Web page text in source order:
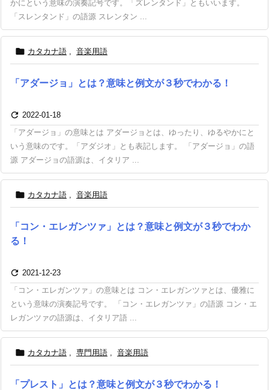
かにという意味の演奏記号です。「ズレンタンド」ともいいます。
「スレンタンド」の語源 スレンタン ...
 カタカナ語 , 音楽用語
「アダージョ」とは？意味と例文が３秒でわかる！
 2022-01-18
「アダージョ」の意味とは アダージョとは、ゆったり、ゆるやかにと
いう意味のです。「アダジオ」とも表記します。 「アダージョ」の語
源 アダージョの語源は、イタリア ...
 カタカナ語 , 音楽用語
「コン・エレガンツァ」とは？意味と例文が３秒でわか
る！
 2021-12-23
「コン・エレガンツァ」の意味とは コン・エレガンツァとは、優雅に
という意味の演奏記号です。 「コン・エレガンツァ」の語源 コン・エ
レガンツァの語源は、イタリア語 ...
 カタカナ語 , 専門用語 , 音楽用語
「プレスト」とは？意味と例文が３秒でわかる！